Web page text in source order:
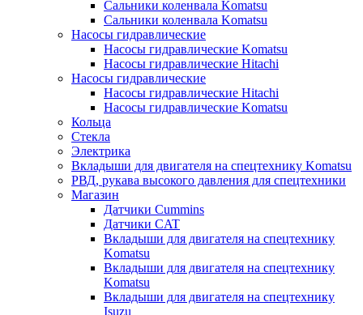
Сальники коленвала Komatsu
Сальники коленвала Komatsu
Насосы гидравлические
Насосы гидравлические Komatsu
Насосы гидравлические Hitachi
Насосы гидравлические
Насосы гидравлические Hitachi
Насосы гидравлические Komatsu
Кольца
Стекла
Электрика
Вкладыши для двигателя на спецтехнику Komatsu
РВД, рукава высокого давления для спецтехники
Магазин
Датчики Cummins
Датчики CAT
Вкладыши для двигателя на спецтехнику
Komatsu
Вкладыши для двигателя на спецтехнику
Komatsu
Вкладыши для двигателя на спецтехнику
Isuzu